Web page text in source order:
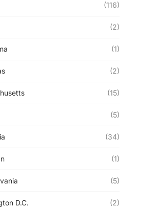
(116)
(2)
(1)
(2)
(15)
(5)
(34)
(1)
(5)
D.c. (2)